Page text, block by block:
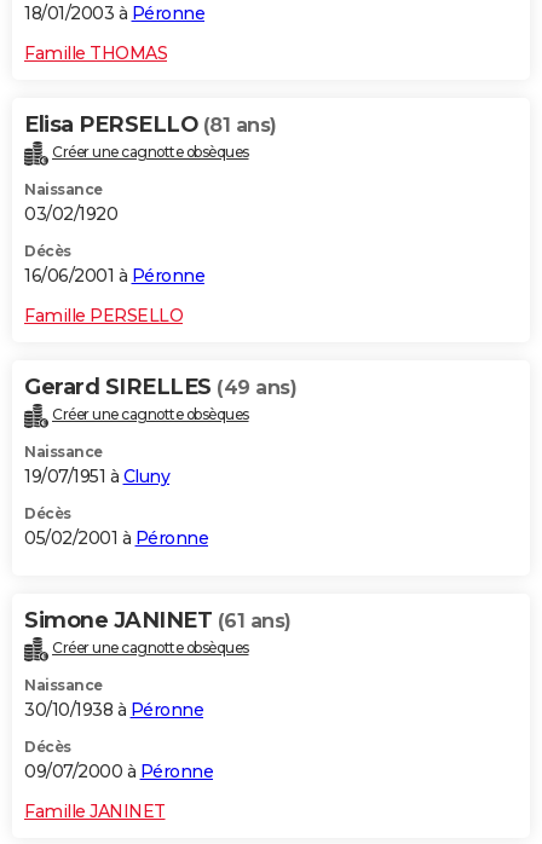
18/01/2003 à Péronne
Famille THOMAS
Elisa PERSELLO (81 ans)
Créer une cagnotte obsèques
Naissance
03/02/1920
Décès
16/06/2001 à Péronne
Famille PERSELLO
Gerard SIRELLES (49 ans)
Créer une cagnotte obsèques
Naissance
19/07/1951 à Cluny
Décès
05/02/2001 à Péronne
Simone JANINET (61 ans)
Créer une cagnotte obsèques
Naissance
30/10/1938 à Péronne
Décès
09/07/2000 à Péronne
Famille JANINET